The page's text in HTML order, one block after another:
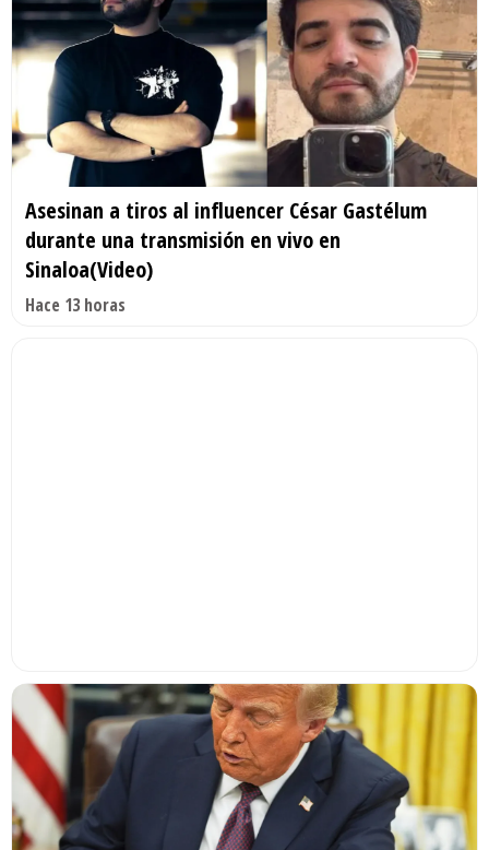
Asesinan a tiros al influencer César Gastélum
durante una transmisión en vivo en
Sinaloa(Video)
Hace 13 horas